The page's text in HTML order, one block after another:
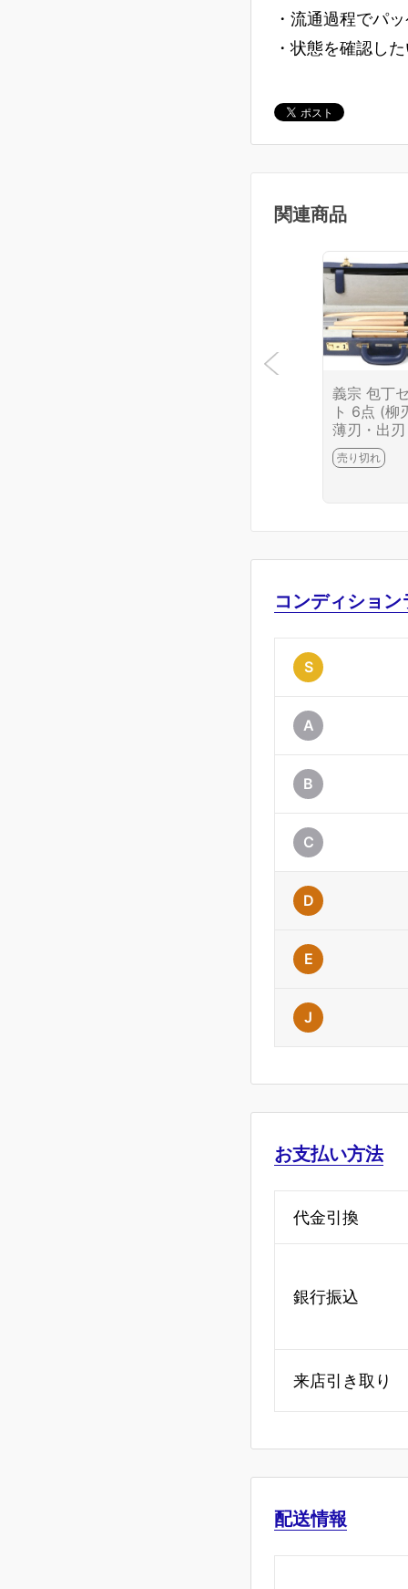
・流通過程でパ
・状態を確認し
関連商品
義宗 包丁
ト 6点 (柳
薄刃・出
牛刀・ペテ
ィ・中華)
3-2J10
売り切れ
コンディション
S
A
B
C
D
E
J
お支払い方法
代金引換
銀行振込
来店引き取り
配送情報